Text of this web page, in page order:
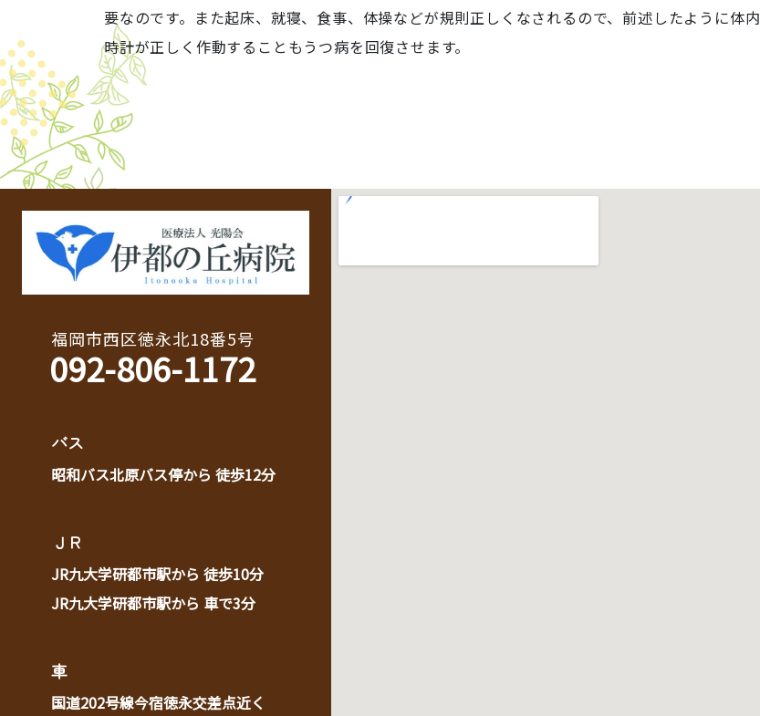
要なのです。また起床、就寝、食事、体操などが規則正しくなされるので、前述したように体内
時計が正しく作動することもうつ病を回復させます。
福岡市西区徳永北18番5号
092-806-1172
バス
昭和バス北原バス停から 徒歩12分
ＪＲ
JR九大学研都市駅から 徒歩10分
JR九大学研都市駅から 車で3分
車
国道202号線今宿徳永交差点近く